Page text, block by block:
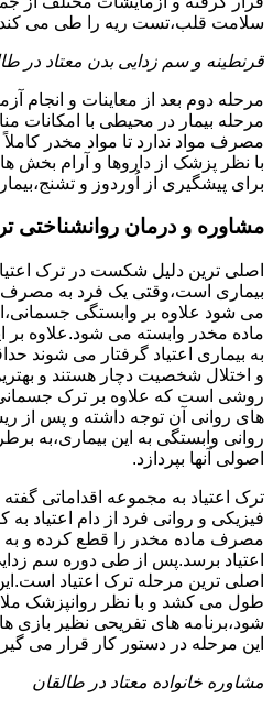
سلامت قلب،تست ریه را طی می
قرنطینه و سم زدایی بدن معتاد در
مرحله دوم بعد از معاینات و انجام
مرحله بیمار در محیطی با امکانات
مصرف مواد ندارد تا مواد مخدر
با نظر پزشک از داروها و آرام بخش
برای پیشگیری از اُوردوز و
مشاوره و درمان روانشناختی
اصلی ترین دلیل شکست در ترک
بیماری است،وقتی یک فرد به مصرف
می شود علاوه بر وابستگی
ماده مخدر وابسته می شود.علاوه بر
به بیماری اعتیاد گرفتار می شوند
و اختلال شخصیت دچار هستند و
روشی است که علاوه بر ترک جسمانی
های روانی آن توجه داشته و پس از
روانی وابستگی به این بیماری،به
اصولی آنها بپردازد.
ترک اعتیاد به مجموعه اقداماتی
فیزیکی و روانی فرد از دام اعتیاد
مصرف ماده مخدر را قطع کرده و به
اعتیاد برسد.پس از طی دوره سم
اصلی ترین مرحله ترک اعتیاد
طول می کشد و با نظر روانپزشک
شود،برنامه های تفریحی نظیر بازی
این مرحله در دستور کار قرار می
مشاوره خانواده معتاد در طالقان